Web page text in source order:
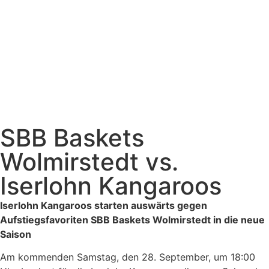
SBB Baskets
Wolmirstedt vs.
Iserlohn Kangaroos
Iserlohn Kangaroos starten auswärts gegen
Aufstiegsfavoriten SBB Baskets Wolmirstedt in die neue
Saison
Am kommenden Samstag, den 28. September, um 18:00